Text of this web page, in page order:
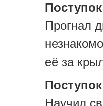
Прогнал
её за
Научил